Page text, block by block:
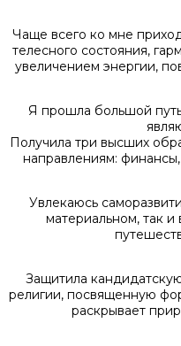
Чаще всего ко мне
телесного состояния,
увеличением энергии,
Я прошла большой
Получила три высших
направлениям:
Увлекаюсь
материальном, так и
Защитила
религии, посвященную
раскрывает